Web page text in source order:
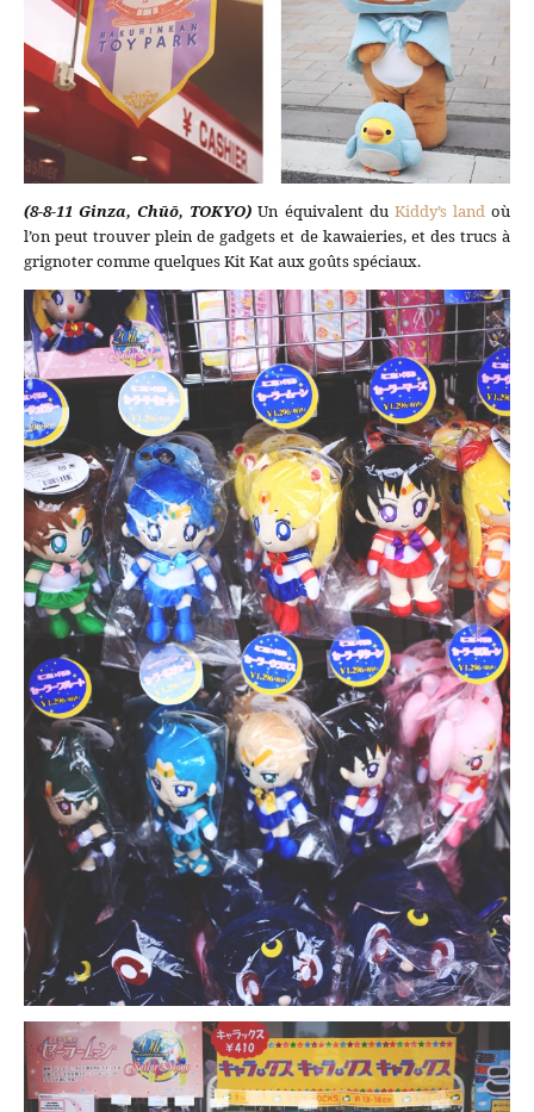
(8-8-11 Ginza, Chūō, TOKYO) Un équivalent du Kiddy’s land où
l’on peut trouver plein de gadgets et de kawaieries, et des trucs à
grignoter comme quelques Kit Kat aux goûts spéciaux.